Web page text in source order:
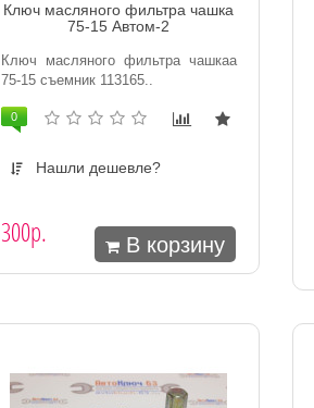
Ключ масляного фильтра чашка
75-15 Автом-2
Ключ масляного фильтра чашкаа
75-15 съемник 113165..
0
Нашли дешевле?
300р. В корзину